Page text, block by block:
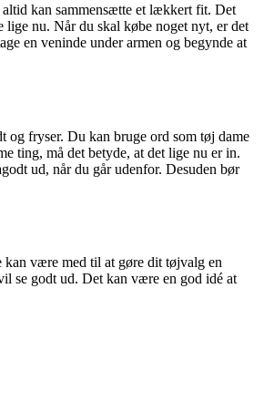
kan sammensætte et lækkert fit. Det
lige nu. Når du skal købe noget nyt, er det
en veninde under armen og begynde at
og fryser. Du kan bruge ord som tøj dame
ting, må det betyde, at det lige nu er in.
ud, når du går udenfor. Desuden bør
kan være med til at gøre dit tøjvalg en
se godt ud. Det kan være en god idé at